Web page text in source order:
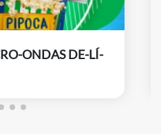
ONDAS DE-LÍ-